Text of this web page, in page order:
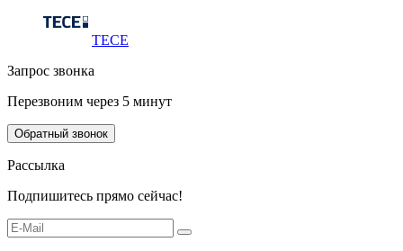
TECE
Запрос звонка
Перезвоним через 5 минут
Обратный звонок
Рассылка
Подпишитесь прямо сейчас!